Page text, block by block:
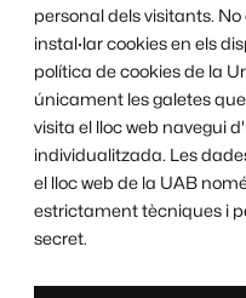
personal dels visitants.
instal·lar cookies en els
política de cookies de la
únicament les galetes
visita el lloc web navegui
individualitzada. Les
el lloc web de la UAB
estrictament tècniques i
secret.